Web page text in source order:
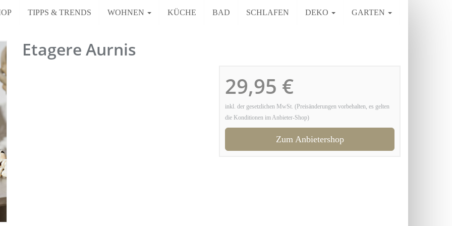
TIPPS & TRENDS WOHNEN KÜCHE BAD SCHLAFEN DEKO GARTEN
Etagere Aurnis
29,95 €
inkl. der gesetzlichen MwSt. (Preisänderungen vorbehalten, es gelten
die Konditionen im Anbieter-Shop)
Zum Anbietershop